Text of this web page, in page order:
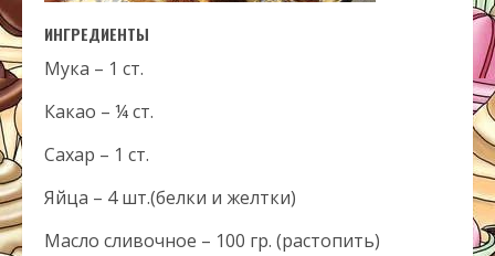
ИНГРЕДИЕНТЫ
Мука – 1 ст.
Какао – ¼ ст.
Сахар – 1 ст.
Яйца – 4 шт.(белки и желтки)
Масло сливочное – 100 гр. (растопить)